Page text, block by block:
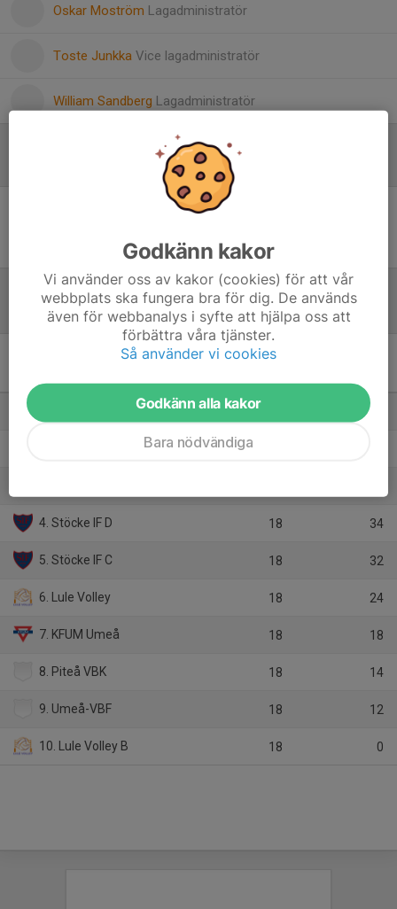
Oskar Moström Lagadministratör
Toste Junkka Vice lagadministratör
William Sandberg Lagadministratör
Tabell
Division 2 Herrar 2025/26 -
49
2. IK Studenterna i Umeå
4. Stöcke IF D 18 34
5. Stöcke IF C 18 32
6. Lule Volley 18 24
7. KFUM Umeå 18 18
8. Piteå VBK 18 14
9. Umeå-VBF 18 12
10. Lule Volley B 18 0
Godkänn kakor
Vi använder oss av kakor (cookies) för att vår
webbplats ska fungera bra för dig. De används
även för webbanalys i syfte att hjälpa oss att
förbättra våra tjänster.
Så använder vi cookies
Godkänn alla kakor
Bara nödvändiga